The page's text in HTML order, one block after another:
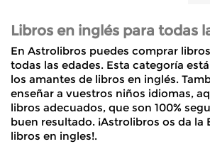
Libros en inglés para todas
En Astrolibros puedes comprar
todas las edades. Esta categoría
los amantes de libros en inglés.
enseñar a vuestros niños idiomas,
libros adecuados, que son 100%
buen resultado. ¡Astrolibros os da la
libros en ingles!.